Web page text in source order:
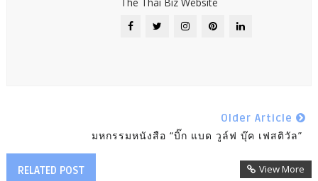
Older Article
มหกรรมหนังสือ “บิ๊ก แบด วูล์ฟ บุ๊ค เฟสติวัล”
RELATED POST View More